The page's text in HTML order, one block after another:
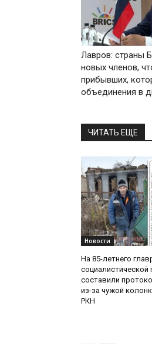
Лавров: страны
новых членов,
прибывших,
объединения в
ЧИТАТЬ ЕЩЕ
Новости
На 85-летнего
социалистической
составили
из-за чужой
РКН